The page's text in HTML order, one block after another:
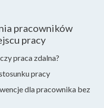
pracowników
pracy
praca zdalna?
pracy
dla pracownika bez